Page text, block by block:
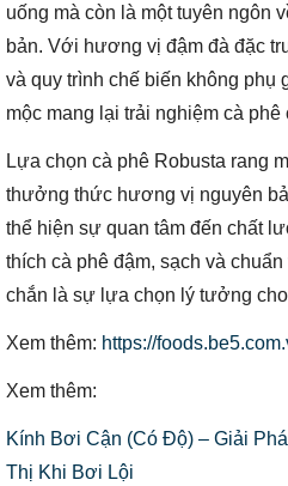
uống mà còn là một tuyên ngôn
bản. Với hương vị đậm đà đặc
và quy trình chế biến không phụ
mộc mang lại trải nghiệm cà phê
Lựa chọn cà phê Robusta rang
thưởng thức hương vị nguyên
thể hiện sự quan tâm đến chất
thích cà phê đậm, sạch và
chắn là sự lựa chọn lý tưởng
Xem thêm: https://
Xem thêm:
Kính Bơi Cận (Có Độ) – Giải
Thị Khi Bơi Lội